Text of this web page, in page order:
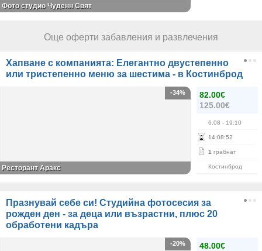
Фото студио Чуденн Свят
Още оферти забавления и развлечения
Хапване с компанията: Елегантно двустепенно
или тристепенно меню за шестима - в Костинброд
82.00€
125.00€
6.08 - 19.10
14:08:52
1 грабнат
Костинброд
-34%
Ресторант Аракс
Празнувай себе си! Студийна фотосесия за
рожден ден - за деца или възрастни, плюс 20
обработени кадъра
48.00€
-20%